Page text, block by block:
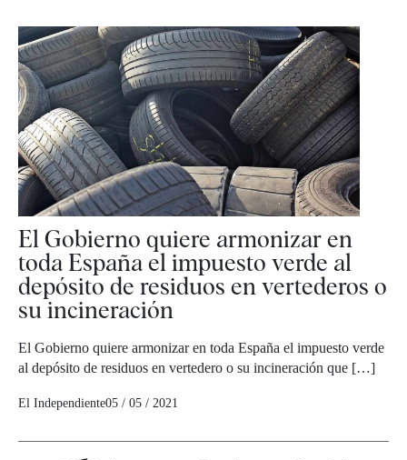
El Gobierno quiere armonizar en
toda España el impuesto verde al
depósito de residuos en vertederos o
su incineración
El Gobierno quiere armonizar en toda España el impuesto verde
al depósito de residuos en vertedero o su incineración que […]
El Independiente05 / 05 / 2021